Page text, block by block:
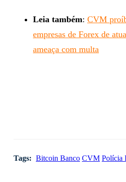
Leia também: CVM
empresas de Forex de
ameaça com multa
Tags: Bitcoin Banco CVM Polícia